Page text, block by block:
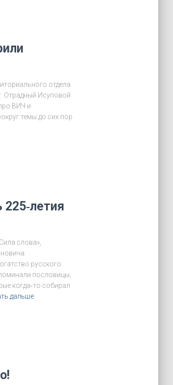
отдела
Отрадный Исуповой
ВИЧ и
темы до сих пор
225‑летия
слова»,
русского
пословицы,
когда‑то собирал
дальше